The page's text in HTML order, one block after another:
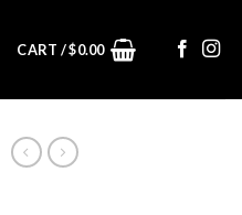
CART /$0.00